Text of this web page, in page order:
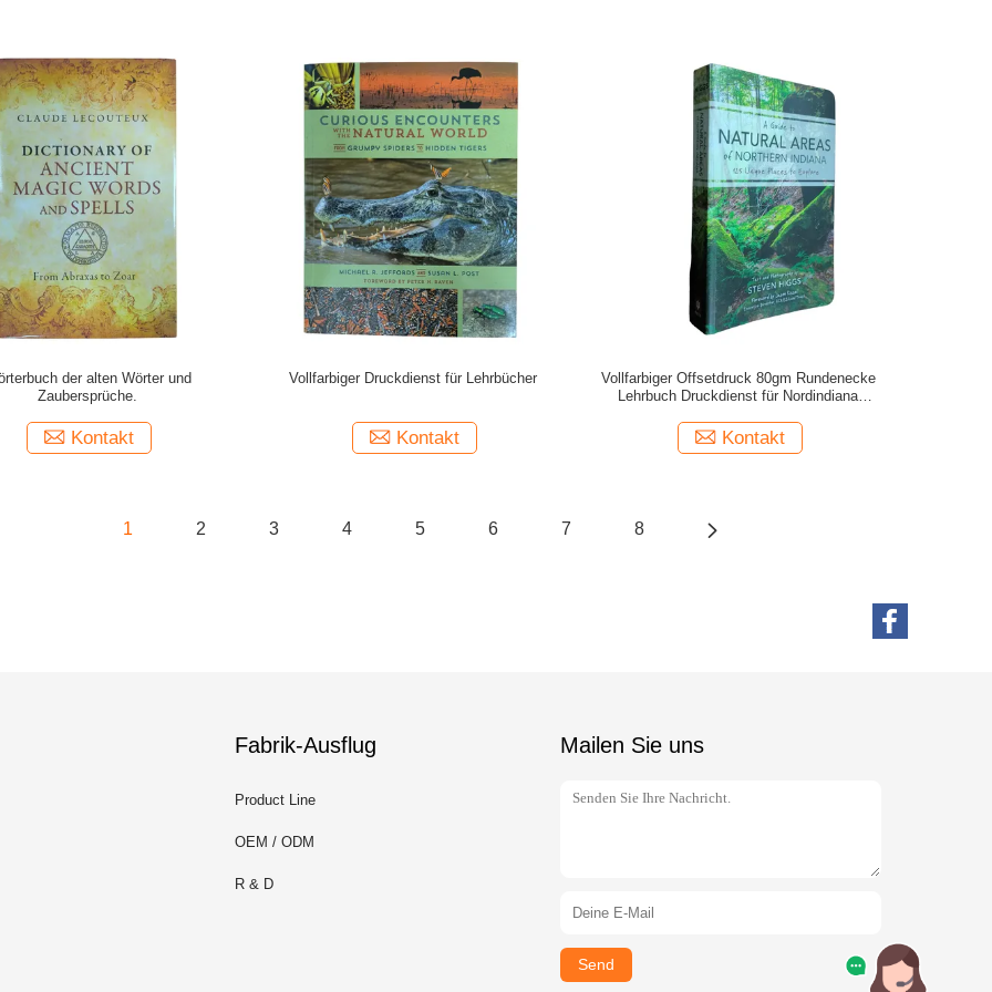
der alten Wörter und
Zaubersprüche.
Kontakt
Vollfarbiger Druckdienst für Lehrbücher
Kontakt
Vollfarbiger Offsetdruck 80gm Rundenecke
Lehrbuch Druckdienst für Nordindiana
Kontakt
1 2 3 4 5 6 7 8
Fabrik-Ausflug
Product Line
OEM / ODM
R & D
Mailen Sie uns
Send